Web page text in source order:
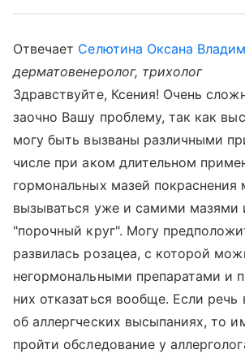
Отвечает Селютина Оксана
дерматовенеролог, трихолог
Здравствуйте, Ксения! Очень
заочно Вашу проблему, так как
могу быть вызваны различными
числе при аком длительном
гормональных мазей покраснения
вызываться уже и самими мазями
"порочный круг". Могу
развилась розацеа, с которой
негормональными препаратами и
них отказаться вообще. Если речь
об аллергческих высыпаниях, то
пройти обследование у